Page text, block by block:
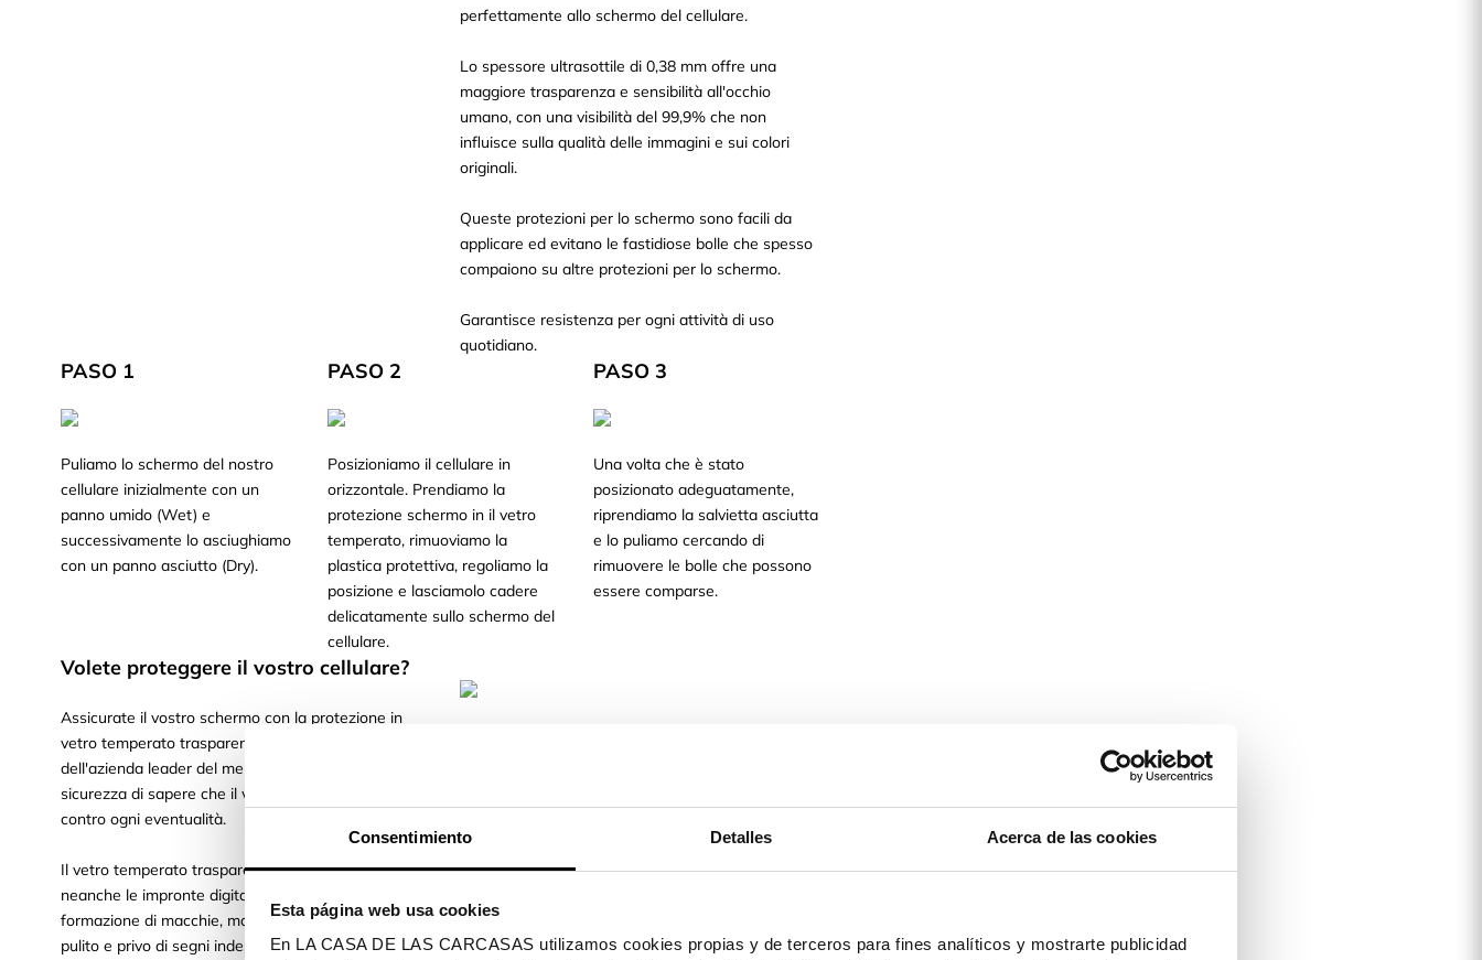
Consentimiento Detalles Acerca de las cookies
Esta página web usa cookies
En LA CASA DE LAS CARCASAS utilizamos cookies propias y de terceros para fines analíticos y mostrarte publicidad
perfettamente allo schermo del cellulare.
Lo spessore ultrasottile di 0,38 mm offre una
maggiore trasparenza e sensibilità all'occhio
umano, con una visibilità del 99,9% che non
influisce sulla qualità delle immagini e sui colori
originali.
Queste protezioni per lo schermo sono facili da
applicare ed evitano le fastidiose bolle che spesso
compaiono su altre protezioni per lo schermo.
Garantisce resistenza per ogni attività di uso
quotidiano.
PASO 1
Puliamo lo schermo del nostro
cellulare inizialmente con un
panno umido (Wet) e
successivamente lo asciughiamo
con un panno asciutto (Dry).
PASO 2
Posizioniamo il cellulare in
orizzontale. Prendiamo la
protezione schermo in il vetro
temperato, rimuoviamo la
plastica protettiva, regoliamo la
posizione e lasciamolo cadere
delicatamente sullo schermo del
cellulare.
PASO 3
Una volta che è stato
posizionato adeguatamente,
riprendiamo la salvietta asciutta
e lo puliamo cercando di
rimuovere le bolle che possono
essere comparse.
Volete proteggere il vostro cellulare?
Assicurate il vostro schermo con la protezione in
vetro temperato trasparente per cellulari
dell'azienda leader del mercato. La tranquillità e la
sicurezza di sapere che il vostro schermo è protetto
contro ogni eventualità.
Il vetro temperato trasparente non fa rimanere
neanche le impronte digitali e previene la
formazione di macchie, mantenendo lo schermo
pulito e privo di segni indesiderati.